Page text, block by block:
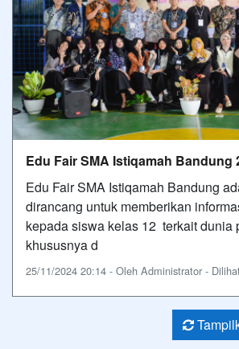
Edu Fair SMA Istiqamah Bandung
Edu Fair SMA Istiqamah Bandung
dirancang untuk memberikan
kepada siswa kelas 12 terkait dunia
khususnya d
25/11/2024 20:14 - Oleh Administrator -